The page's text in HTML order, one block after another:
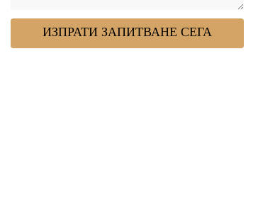
ИЗПРАТИ ЗАПИТВАНЕ СЕГА